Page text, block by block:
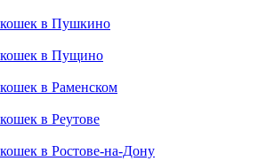
кошек в Пушкино
кошек в Пущино
в Раменском
в Реутове
в Ростове-на-Дону